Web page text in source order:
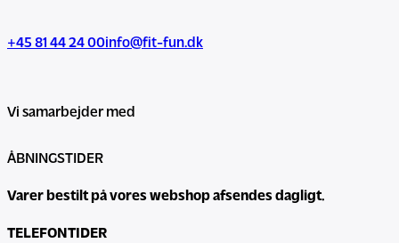
+45 81 44 24 00info@fit-fun.dk
Vi samarbejder med
ÅBNINGSTIDER
Varer bestilt på vores webshop afsendes dagligt.
TELEFONTIDER